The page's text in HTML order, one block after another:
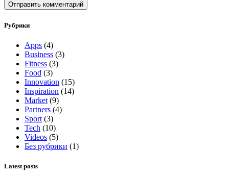
Отправить комментарий
Рубрики
Apps (4)
Business (3)
Fitness (3)
Food (3)
Innovation (15)
Inspiration (14)
Market (9)
Partners (4)
Sport (3)
Tech (10)
Videos (5)
Без рубрики (1)
Latest posts